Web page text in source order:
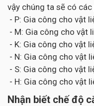
vậy chúng ta sẽ có
- P: Gia công cho vật
- M: Gia công cho vật
- K: Gia công cho vật
- N: Gia công cho vật
- S: Gia công cho vật
- H: Gia công cho vật
Nhận biết chế độ